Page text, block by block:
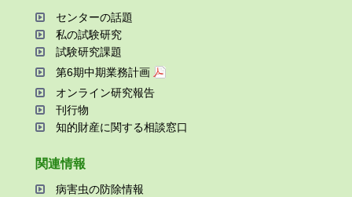
センターの話題
私の試験研究
試験研究課題
第6期中期業務計画
オンライン研究報告
刊⾏物
知的財産に関する相談窓⼝
関連情報
病害⾍の防除情報